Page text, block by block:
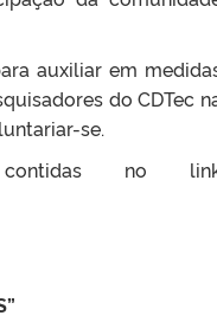
auxiliar em
do CDTec
se.
no